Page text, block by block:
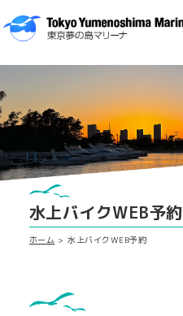
水上バイクWEB予約
ホーム 水上バイクWEB予約